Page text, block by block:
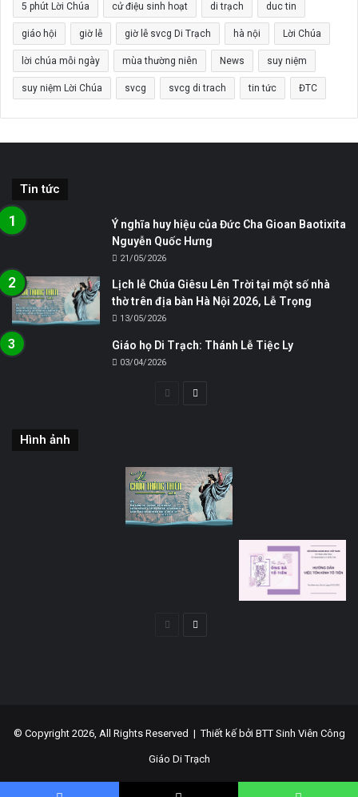
5 phút Lời Chúa cử điệu sinh hoạt di trạch duc tin
giáo hội giờ lễ giờ lễ svcg Di Trạch hà nội Lời Chúa
lời chúa mỗi ngày mùa thường niên News suy niệm
suy niệm Lời Chúa svcg svcg di trach tin tức ĐTC
Tin tức
Ý nghĩa huy hiệu của Đức Cha Gioan Baotixita
Nguyễn Quốc Hưng
21/05/2026
Lịch lễ Chúa Giêsu Lên Trời tại một số nhà
thờ trên địa bàn Hà Nội 2026, Lễ Trọng
13/05/2026
Giáo họ Di Trạch: Thánh Lễ Tiệc Ly
03/04/2026
Trang Trang
Hình ảnh
Trang Trang
© Copyright 2026, All Rights Reserved |Thiết kế bởi BTT Sinh Viên Công
Giáo Di Trạch